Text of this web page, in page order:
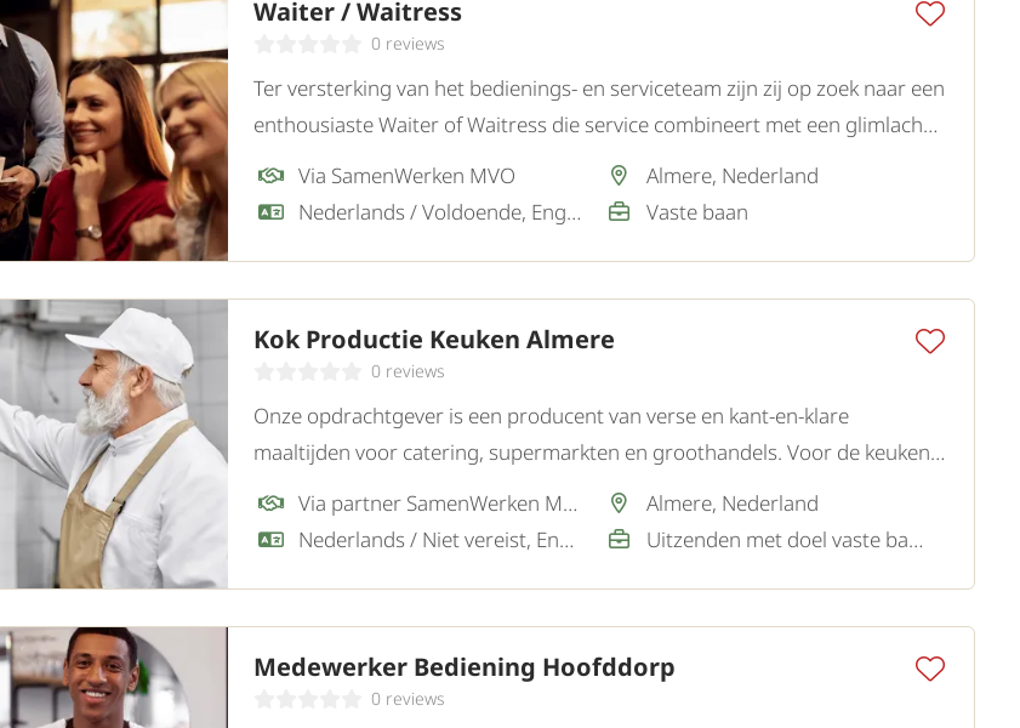
Waiter / Waitress
0 reviews
Ter versterking van het bedienings- en serviceteam zijn zij op zoek naar een
enthousiaste Waiter of Waitress die service combineert met een glimlach
en oog voor detail. Onze opdrachtgever is een sfeervol restaurant.
Via SamenWerken MVO
Almere, Nederland
Nederlands / Voldoende, Engels / Goed
Vaste baan
Kok Productie Keuken Almere
0 reviews
Onze opdrachtgever is een producent van verse en kant-en-klare
maaltijden voor catering, supermarkten en groothandels. Voor de keuken
in de productielocatie zoeken zij een nauwkeurige en gestructureerde Kok.
Via partner SamenWerken MVO
Almere, Nederland
Nederlands / Niet vereist, Engels / Goed
Uitzenden met doel vaste baan
Medewerker Bediening Hoofddorp
0 reviews